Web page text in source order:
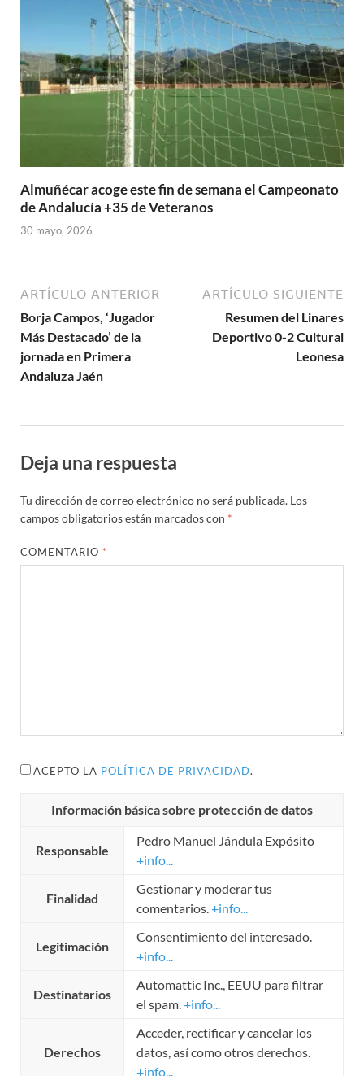
Almuñécar acoge este fin de semana el Campeonato
de Andalucía +35 de Veteranos
30 mayo, 2026
ARTÍCULO ANTERIOR
Borja Campos, ‘Jugador
Más Destacado’ de la
jornada en Primera
Andaluza Jaén
ARTÍCULO SIGUIENTE
Resumen del Linares
Deportivo 0-2 Cultural
Leonesa
Deja una respuesta
Tu dirección de correo electrónico no será publicada. Los
campos obligatorios están marcados con *
COMENTARIO *
ACEPTO LA POLÍTICA DE PRIVACIDAD.
Información básica sobre protección de datos
Responsable
Pedro Manuel Jándula Expósito
+info...
Finalidad
Gestionar y moderar tus
comentarios.+info...
Legitimación
Consentimiento del interesado.
+info...
Destinatarios
Automattic Inc., EEUU para filtrar
el spam.+info...
Derechos
Acceder, rectificar y cancelar los
datos, así como otros derechos.
+info...